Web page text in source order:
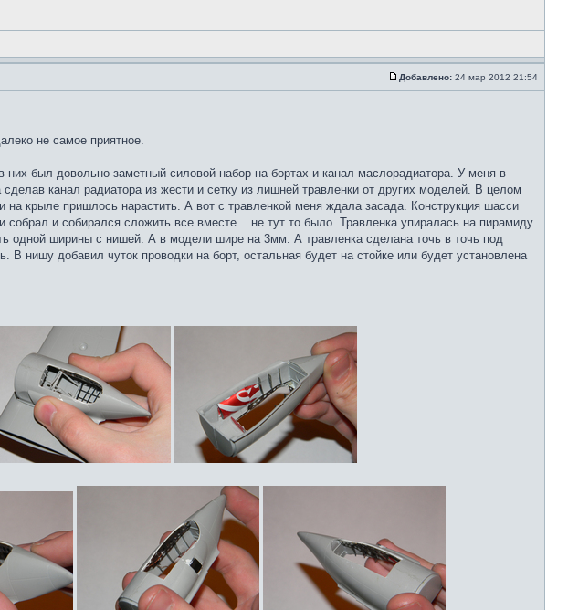
Добавлено: 24 мар 2012 21:54
не самое приятное.
был довольно заметный силовой набор на бортах и канал маслорадиатора. У меня в
канал радиатора из жести и сетку из лишней травленки от других моделей. В целом
крыле пришлось нарастить. А вот с травленкой меня ждала засада. Конструкция шасси
и собирался сложить все вместе... не тут то было. Травленка упиралась на пирамиду.
ширины с нишей. А в модели шире на 3мм. А травленка сделана точь в точь под
нишу добавил чуток проводки на борт, остальная будет на стойке или будет установлена